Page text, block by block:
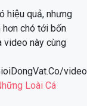
hiệu quả, nhưng
hơn chó tới bốn
video này cùng
Loài Cá